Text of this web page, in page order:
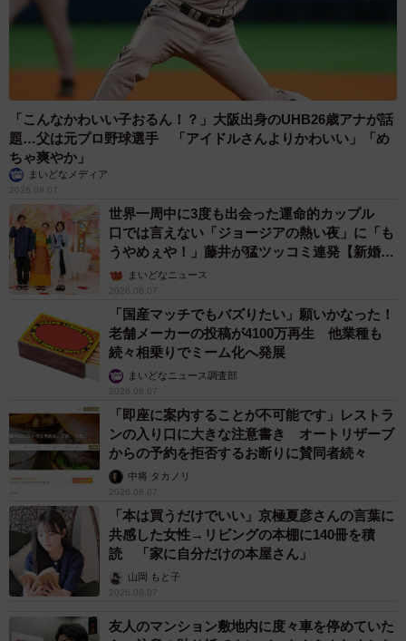
「こんなかわいい子おるん！？」大阪出身のUHB26歳アナが話
題…父は元プロ野球選手 「アイドルさんよりかわいい」「め
ちゃ爽やか」
まいどなメディア
2026.08.07
世界一周中に3度も出会った運命的カップル
口では言えない「ジョージアの熱い夜」に「も
うやめぇや！」藤井が猛ツッコミ連発【新婚さ
ん】まいどなニュース
2026.08.07
「国産マッチでもバズりたい」願いかなった！
老舗メーカーの投稿が4100万再生 他業種も
続々相乗りでミーム化へ発展
まいどなニュース調査部
2026.08.07
「即座に案内することが不可能です」レストラ
ンの入り口に大きな注意書き オートリザーブ
からの予約を拒否するお断りに賛同者続々
中将 タカノリ
2026.08.07
「本は買うだけでいい」京極夏彦さんの言葉に
共感した女性→リビングの本棚に140冊を積
読 「家に自分だけの本屋さん」
山岡 もと子
2026.08.07
友人のマンション敷地内に度々車を停めていた